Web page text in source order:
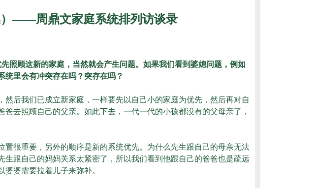
——周鼎文家庭系统排列访谈录
照顾这新的家庭，当然就会产生问题。如果我们看到婆媳问题，例如
统里会有冲突存在吗？突存在吗？
后我们已成立新家庭，一样要先以自己小的家庭为优先，然后再对自
去照顾自己的父亲。如此下去，一代一代的小孩都没有的父母亲了，
很重要，另外的顺序是新的系统优先。为什么先生跟自己的母亲无法
跟自己的妈妈关系太紧密了，所以我们看到他跟自己的爸爸也是疏远
婆需要拉着儿子来弥补。